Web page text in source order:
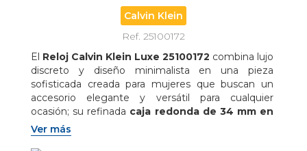
Calvin Klein
Ref. 25100172
El Reloj Calvin Klein Luxe 25100172 combina lujo
discreto y diseño minimalista en una pieza
sofisticada creada para mujeres que buscan un
accesorio elegante y versátil para cualquier
ocasión; su refinada caja redonda de 34 mm en
acero inoxidable
brillante
Ver más